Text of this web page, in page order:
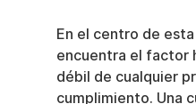
En el centro de
encuentra el factor
débil de cualquier
cumplimiento. Una